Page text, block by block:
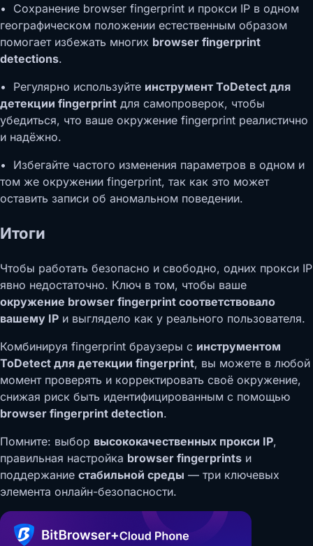
• Сохранение browser fingerprint и прокси IP в одном
географическом положении естественным образом
помогает избежать многих browser fingerprint
detections.
• Регулярно используйте инструмент ToDetect для
детекции fingerprint для самопроверок, чтобы
убедиться, что ваше окружение fingerprint реалистично
и надёжно.
• Избегайте частого изменения параметров в одном и
том же окружении fingerprint, так как это может
оставить записи об аномальном поведении.
Итоги
Чтобы работать безопасно и свободно, одних прокси IP
явно недостаточно. Ключ в том, чтобы ваше
окружение browser fingerprint соответствовало
вашему IP и выглядело как у реального пользователя.
Комбинируя fingerprint браузеры с инструментом
ToDetect для детекции fingerprint, вы можете в любой
момент проверять и корректировать своё окружение,
снижая риск быть идентифицированным с помощью
browser fingerprint detection.
Помните: выбор высококачественных прокси IP,
правильная настройка browser fingerprints и
поддержание стабильной среды — три ключевых
элемента онлайн-безопасности.